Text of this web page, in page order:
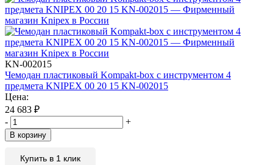
KN-002015
Чемодан пластиковый Kompakt-box с инструментом 4
предмета KNIPEX 00 20 15 KN-002015
Цена:
24 683 ₽
-
+
В корзину
Купить в 1 клик